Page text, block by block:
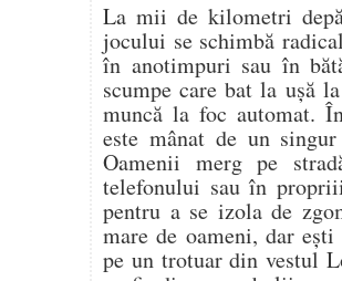
La mii de kilometri
jocului se schimbă
în anotimpuri sau în
scumpe care bat la ușă
muncă la foc automat.
este mânat de un
Oamenii merg pe
telefonului sau în
pentru a se izola de
mare de oameni, dar
pe un trotuar din vestul